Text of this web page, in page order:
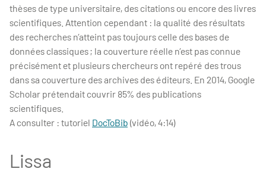
thèses de type universitaire, des citations ou encore des livres
scientifiques. Attention cependant : la qualité des résultats
des recherches n’atteint pas toujours celle des bases de
données classiques ; la couverture réelle n’est pas connue
précisément et plusieurs chercheurs ont repéré des trous
dans sa couverture des archives des éditeurs. En 2014, Google
Scholar prétendait couvrir 85% des publications
scientifiques.
A consulter : tutoriel DocToBib (vidéo, 4:14)
Lissa